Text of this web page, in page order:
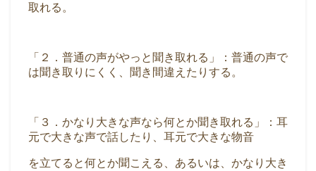
取れる。
「２．普通の声がやっと聞き取れる」：普通の声で
は聞き取りにくく、聞き間違えたりする。
「３．かなり大きな声なら何とか聞き取れる」：耳
元で大きな声で話したり、耳元で大きな物音
を立てると何とか聞こえる、あるいは、かなり大き